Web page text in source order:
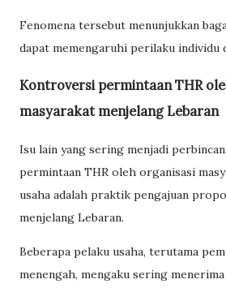
Fenomena tersebut menunjukkan
dapat memengaruhi perilaku individu
Kontroversi permintaan THR
masyarakat menjelang Lebaran
Isu lain yang sering menjadi
permintaan THR oleh organisasi
usaha adalah praktik pengajuan
menjelang Lebaran.
Beberapa pelaku usaha, terutama
menengah, mengaku sering